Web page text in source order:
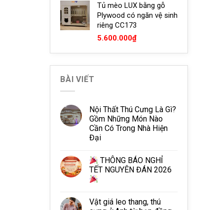
Tủ mèo LUX bằng gỗ
Plywood có ngăn vệ sinh
riêng CC173
5.600.000₫
BÀI VIẾT
Nội Thất Thú Cưng Là Gì?
Gồm Những Món Nào
Cần Có Trong Nhà Hiện
Đại
THÔNG BÁO NGHỈ
TẾT NGUYÊN ĐÁN 2026
Vật giá leo thang, thú